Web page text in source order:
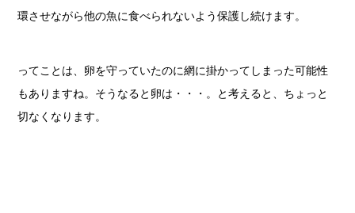
環させながら他の魚に食べられないよう保護し続けます。
ってことは、卵を守っていたのに網に掛かってしまった可能性
もありますね。そうなると卵は・・・。と考えると、ちょっと
切なくなります。